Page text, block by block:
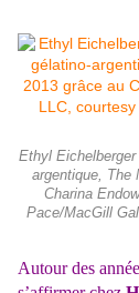
Ethyl
argentique, The
Charina
Pace/MacGill
Autour des